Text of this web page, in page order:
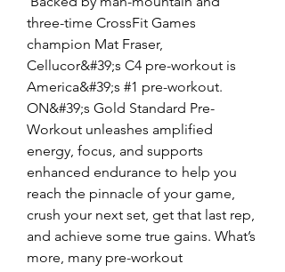
three-time CrossFit Games
champion Mat Fraser,
Cellucor&#39;s C4 pre-workout is
America&#39;s #1 pre-workout.
ON&#39;s Gold Standard Pre-
Workout unleashes amplified
energy, focus, and supports
enhanced endurance to help you
reach the pinnacle of your game,
crush your next set, get that last rep,
and achieve some true gains. What’s
more, many pre-workout